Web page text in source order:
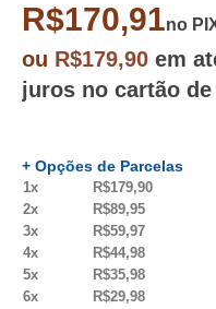
R$170,91no
ou R$179,90 em
juros no cartão
+ Opções de Parcelas
1x R$179,90
2x
R$89,95
3x
R$59,97
4x
R$44,98
5x
R$35,98
6x
R$29,98